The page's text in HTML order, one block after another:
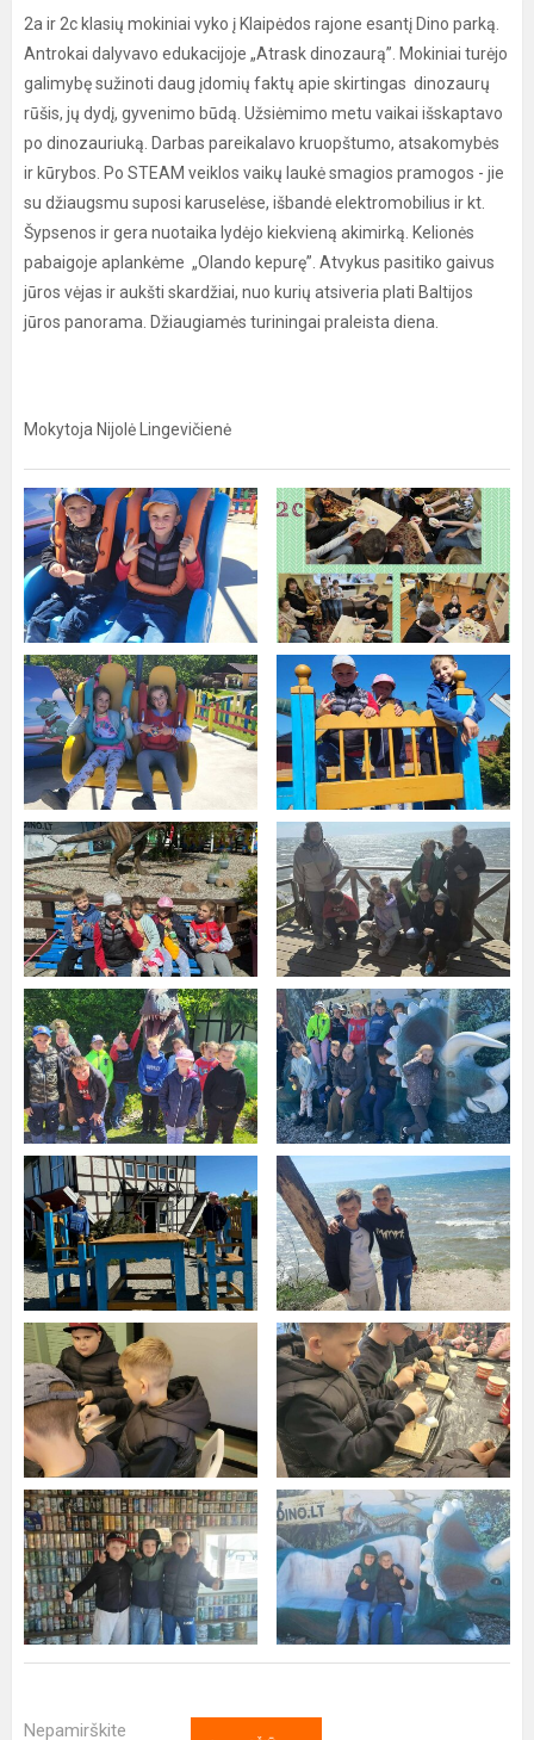
2a ir 2c klasių mokiniai vyko į Klaipėdos rajone esantį Dino parką.
Antrokai dalyvavo edukacijoje „Atrask dinozaurą”. Mokiniai turėjo
galimybę sužinoti daug įdomių faktų apie skirtingas dinozaurų
rūšis, jų dydį, gyvenimo būdą. Užsiėmimo metu vaikai išskaptavo
po dinozauriuką. Darbas pareikalavo kruopštumo, atsakomybės
ir kūrybos. Po STEAM veiklos vaikų laukė smagios pramogos - jie
su džiaugsmu suposi karuselėse, išbandė elektromobilius ir kt.
Šypsenos ir gera nuotaika lydėjo kiekvieną akimirką. Kelionės
pabaigoje aplankėme „Olando kepurę”. Atvykus pasitiko gaivus
jūros vėjas ir aukšti skardžiai, nuo kurių atsiveria plati Baltijos
jūros panorama. Džiaugiamės turiningai praleista diena.
Mokytoja Nijolė Lingevičienė
Nepamirškite